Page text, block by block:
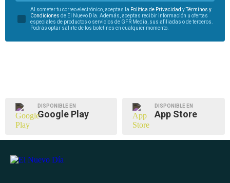
Al someter tu correo electrónico, aceptas la Política de Privacidad yTérminos y
Condiciones de El Nuevo Día. Además, aceptas recibir información u ofertas
especiales de productos o servicios de GFR Media, sus afiliadas o de terceros.
Podrás optar salirte de los boletines en cualquier momento.
DISPONIBLE EN
Google Play
DISPONIBLE EN
App Store